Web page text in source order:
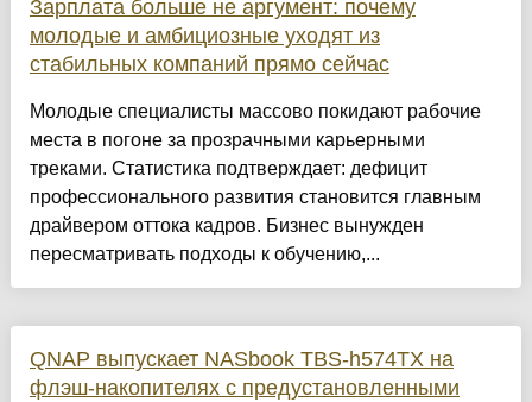
Зарплата больше не аргумент: почему
молодые и амбициозные уходят из
стабильных компаний прямо сейчас
Молодые специалисты массово покидают рабочие
места в погоне за прозрачными карьерными
треками. Статистика подтверждает: дефицит
профессионального развития становится главным
драйвером оттока кадров. Бизнес вынужден
пересматривать подходы к обучению,...
QNAP выпускает NASbook TBS-h574TX на
флэш-накопителях с предустановленными